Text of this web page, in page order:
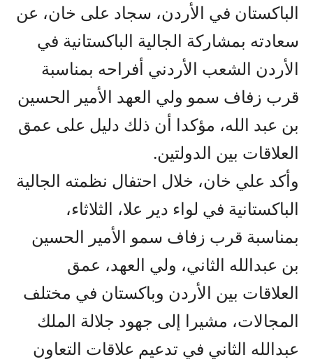
الباكستان في الأردن، سجاد على خان، عن
سعادته بمشاركة الجالية الباكستانية في
الأردن الشعب الأردني أفراحه بمناسبة
قرب زفاف سمو ولي العهد الأمير الحسين
بن عبد الله، مؤكدا أن ذلك دليل على عمق
العلاقات بين الدولتين.
وأكد علي خان، خلال احتفال نظمته الجالية
الباكستانية في لواء دير علا، الثلاثاء،
بمناسبة قرب زفاف سمو الأمير الحسين
بن عبدالله الثاني، ولي العهد، عمق
العلاقات بين الأردن وباكستان في مختلف
المجالات، مشيرا إلى جهود جلالة الملك
عبدالله الثاني في تدعيم علاقات التعاون